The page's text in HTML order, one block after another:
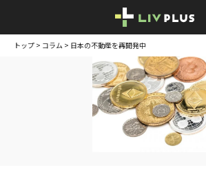
トップ > コラム > 日本の不動産を再開発中